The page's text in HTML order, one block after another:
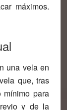
máximos.
una vela en
que, tras
mínimo para
y de la